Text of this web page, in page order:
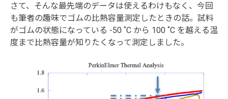
さて、そんな最先端のデータは使えるわけもなく、今回
も筆者の趣味でゴムの比熱容量測定したときの話。試料
がゴムの状態になっている -50 ˚C から 100 ˚C を越える温
度まで比熱容量が知りたくなって測定しました。